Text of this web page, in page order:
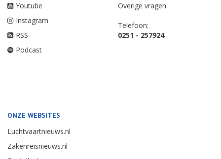
Youtube
Instagram
RSS
Podcast
Overige vragen
Telefoon:
0251 - 257924
ONZE WEBSITES
Luchtvaartnieuws.nl
Zakenreisnieuws.nl